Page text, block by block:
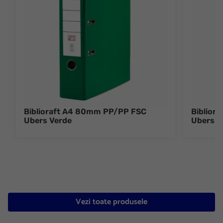
Biblioraft A4 80mm PP/PP FSC
Ubers Verde
Ubers
Vezi toate produsele